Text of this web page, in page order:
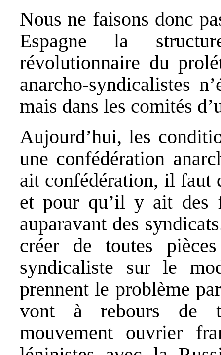
Nous ne faisons donc
Espagne la
révolutionnaire du
anarcho-syndicalistes
mais dans les comités
Aujourd’hui, les
une confédération
ait confédération, il faut
et pour qu’il y ait des
auparavant des
créer de toutes
syndicaliste sur le
prennent le problème
vont à rebours de
mouvement ouvrier